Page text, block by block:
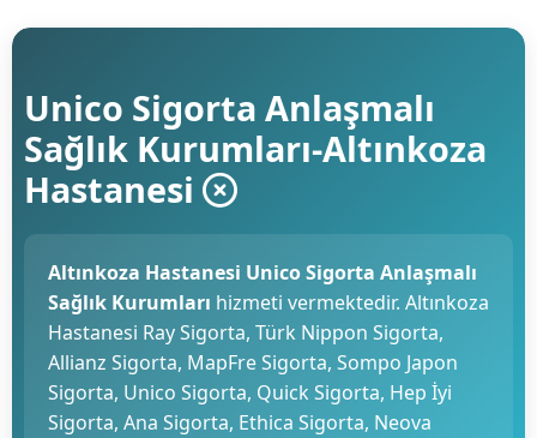
Unico Sigorta Anlaşmalı
Sağlık Kurumları-Altınkoza
Hastanesi
Altınkoza Hastanesi Unico Sigorta Anlaşmalı
Sağlık Kurumları hizmeti vermektedir. Altınkoza
Hastanesi Ray Sigorta, Türk Nippon Sigorta,
Allianz Sigorta, MapFre Sigorta, Sompo Japon
Sigorta, Unico Sigorta, Quick Sigorta, Hep İyi
Sigorta, Ana Sigorta, Ethica Sigorta, Neova